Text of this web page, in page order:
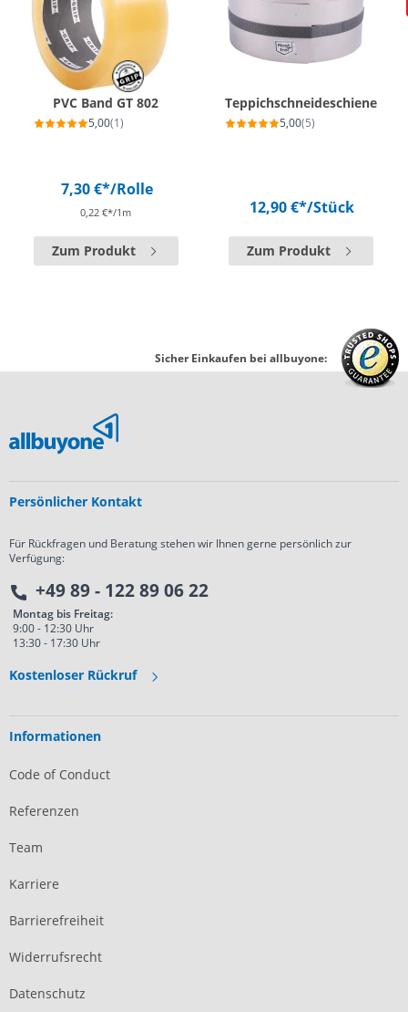
PVC Band GT 802
5,00(1)
7,30 €*/Rolle
0,22 €*/1m
Zum Produkt
Teppichschneideschiene
5,00(5)
12,90 €*/Stück
Zum Produkt
Sicher Einkaufen bei allbuyone:
Persönlicher Kontakt
Für Rückfragen und Beratung stehen wir Ihnen gerne persönlich zur
Verfügung:
+49 89 - 122 89 06 22
Montag bis Freitag:
9:00 - 12:30 Uhr
13:30 - 17:30 Uhr
Kostenloser Rückruf
Informationen
Code of Conduct
Referenzen
Team
Karriere
Barrierefreiheit
Widerrufsrecht
Datenschutz